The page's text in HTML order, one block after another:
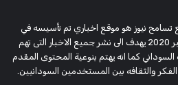
تسامح نيوز هو موقع اخباري تم تأسيسه في
نوفمبر 2020 يهدف الى نشر جميع الاخبار التى تهم
السوداني كما انه يهتم بنوعية المحتوى المقدم
والثقافه بين المستخدمين السودانيين.